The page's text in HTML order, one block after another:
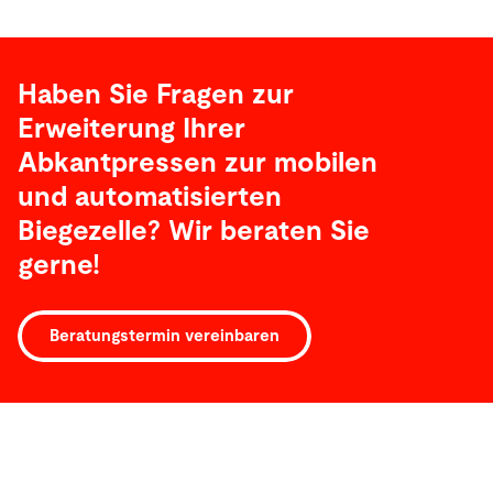
Haben Sie Fragen zur
Erweiterung Ihrer
Abkantpressen zur mobilen
und automatisierten
Biegezelle? Wir beraten Sie
gerne!
Beratungstermin vereinbaren